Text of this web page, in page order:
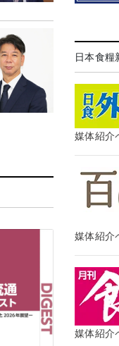
日本食糧
媒体紹介
媒体紹介
媒体紹介